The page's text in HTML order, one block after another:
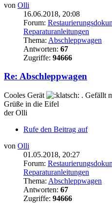
von Olli
16.06.2018, 20:08
Forum:
Reparaturanleitungen
Thema: Abschleppwagen
Antworten: 67
Zugriffe: 94666
Re: Abschleppwagen
Cooles Gerät . Gefällt
Grüße in die Eifel
der Olli
Rufe den Beitrag auf
von Olli
01.05.2018, 20:27
Forum:
Reparaturanleitungen
Thema: Abschleppwagen
Antworten: 67
Zugriffe: 94666